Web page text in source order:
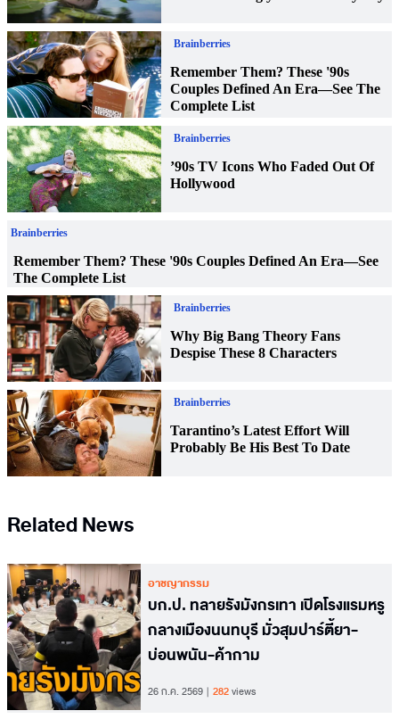
Related News
อาชญากรรม
บก.ป. ทลายรังมังกรเทา เปิดโรงแรมหรู
กลางเมืองนนทบุรี มั่วสุมปาร์ตี้ยา-
บ่อนพนัน-ค้ากาม
26 ก.ค. 2569 282views